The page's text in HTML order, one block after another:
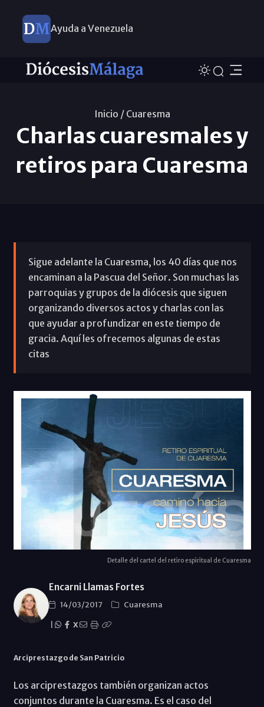
Ayuda a Venezuela
Inicio / Cuaresma
Charlas cuaresmales y
retiros para Cuaresma
Sigue adelante la Cuaresma, los 40 días que nos
encaminan a la Pascua del Señor. Son muchas las
parroquias y grupos de la diócesis que siguen
organizando diversos actos y charlas con las
que ayudar a profundizar en este tiempo de
gracia. Aquí les ofrecemos algunas de estas
citas
Detalle del cartel del retiro espiritual de Cuaresma
Encarni Llamas Fortes
14/03/2017
Cuaresma
X
Arciprestazgo de San Patricio
Los arciprestazgos también organizan actos
conjuntos durante la Cuaresma. Es el caso del